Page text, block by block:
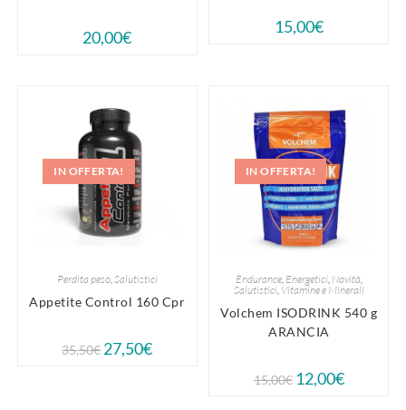
20,00€
15,00€
IN OFFERTA!
Perdita peso, Salutistici
Appetite Control 160 Cpr
35,50€ 27,50€
IN OFFERTA!
Endurance, Energetici, Novità
Salutistici, Vitamine e Minerali
Volchem ISODRINK 540 g
ARANCIA
15,00€ 12,00€